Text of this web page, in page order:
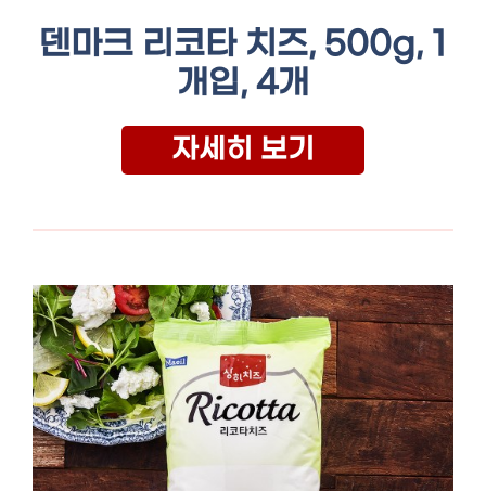
덴마크 리코타 치즈, 500g, 1
개입, 4개
자세히 보기